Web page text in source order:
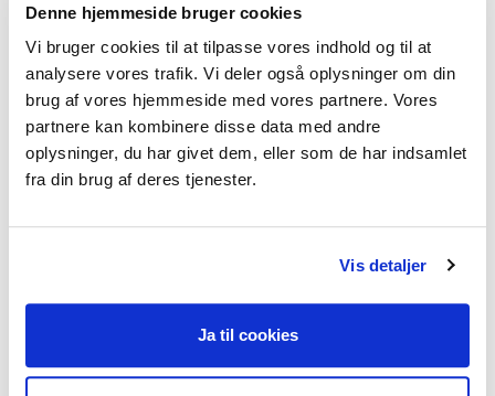
Denne hjemmeside bruger cookies
Vi bruger cookies til at tilpasse vores indhold og til at
analysere vores trafik. Vi deler også oplysninger om din
brug af vores hjemmeside med vores partnere. Vores
partnere kan kombinere disse data med andre
oplysninger, du har givet dem, eller som de har indsamlet
fra din brug af deres tjenester.
Vis detaljer
Ja til cookies
De tilbyder rådgivning og vejledning til
personalet på centret eller botilbuddet,
herunder træning i terapeutiske teknikker
og strategier samt støtte og supervision i
deres arbejde med borgerne.
Find psykoterapeut
Søg blandt vores medlemmer